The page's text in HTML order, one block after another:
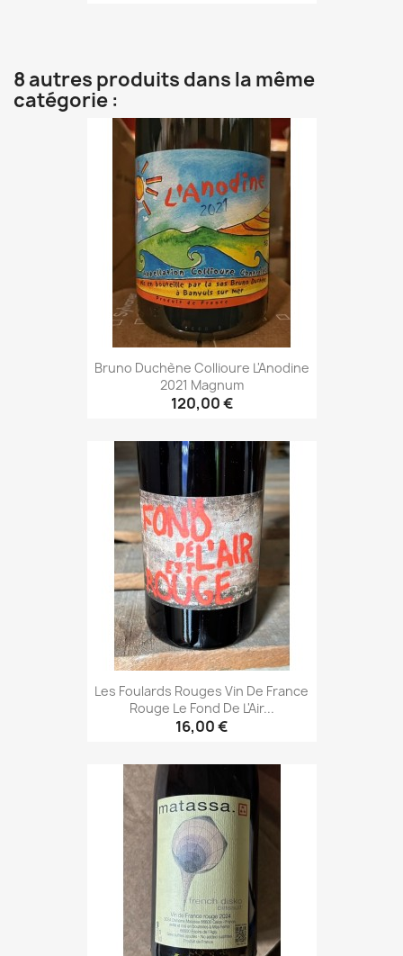
8 autres produits dans la même
catégorie :
Bruno Duchène Collioure L'Anodine
2021 Magnum
120,00 €
Les Foulards Rouges Vin De France
Rouge Le Fond De L'Air...
16,00 €